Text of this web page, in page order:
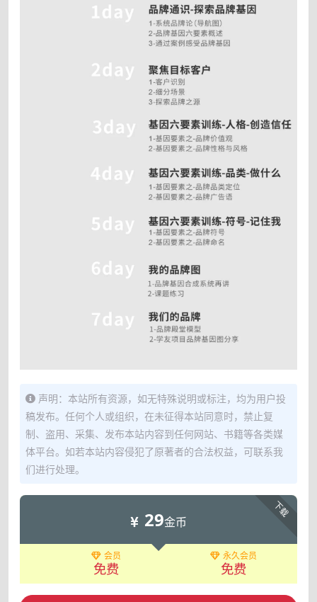
声明：本站所有资源，如无特殊说明或标注，均为用户投
稿发布。任何个人或组织，在未征得本站同意时，禁止复
制、盗用、采集、发布本站内容到任何网站、书籍等各类媒
体平台。如若本站内容侵犯了原著者的合法权益，可联系我
们进行处理。
下载
29金币
会员
免费
永久会员
免费